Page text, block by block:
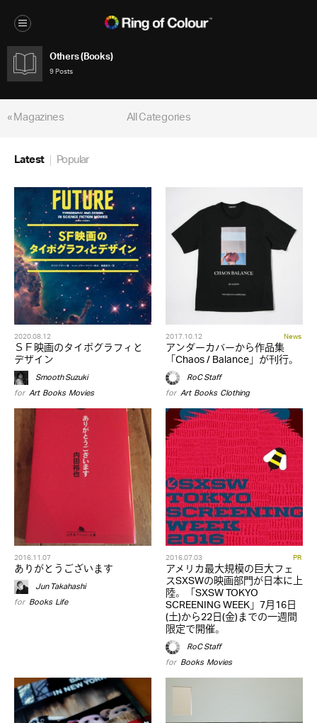
Others (Books)
9 Posts
« Magazines
All Categories
Latest Popular
2020.08.12
ＳＦ映画のタイポグラフィと
デザイン
Smooth Suzuki
for Art,Books,Movies
2017.10.12 News
アンダーカバーから作品集
「Chaos / Balance」が刊行。
RoC Staff
for Art,Books,Clothing
2016.11.07
ありがとうございます
Jun Takahashi
for Books,Life
2016.07.03 PR
アメリカ最大規模の巨大フェ
スSXSWの映画部門が日本に上
陸。「SXSW TOKYO
SCREENING WEEK」7月16日
(土)から22日(金)までの一週間
限定で開催。
RoC Staff
for Books,Movies